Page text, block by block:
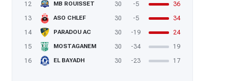
12
MB ROUISSET 30 -5
36
13
ASO CHLEF 30 -5
34
14
PARADOU AC 30 -19
24
15
MOSTAGANEM 30 -34
19
16
EL BAYADH 30 -23 17